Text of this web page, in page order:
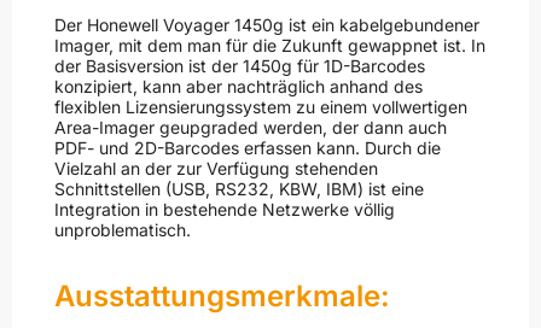
Der Honewell Voyager 1450g ist ein kabelgebundener
Imager, mit dem man für die Zukunft gewappnet ist. In
der Basisversion ist der 1450g für 1D-Barcodes
konzipiert, kann aber nachträglich anhand des
flexiblen Lizensierungssystem zu einem vollwertigen
Area-Imager geupgraded werden, der dann auch
PDF- und 2D-Barcodes erfassen kann. Durch die
Vielzahl an der zur Verfügung stehenden
Schnittstellen (USB, RS232, KBW, IBM) ist eine
Integration in bestehende Netzwerke völlig
unproblematisch.
Ausstattungsmerkmale: